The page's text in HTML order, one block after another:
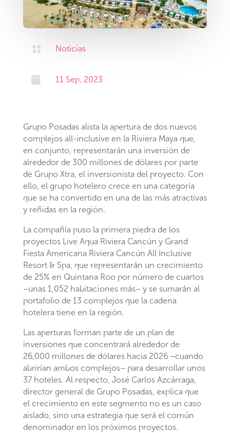
 Noticias
 11 Sep, 2023
Grupo Posadas alista la apertura de dos nuevos
complejos all-inclusive en la Riviera Maya que,
en conjunto, representarán una inversión de
alrededor de 300 millones de dólares por parte
de Grupo Xtra, el inversionista del proyecto. Con
ello, el grupo hotelero crece en una categoría
que se ha convertido en una de las más atractivas
y reñidas en la región.
La compañía puso la primera piedra de los
proyectos Live Aqua Riviera Cancún y Grand
Fiesta Americana Riviera Cancún All Inclusive
Resort & Spa, que representarán un crecimiento
de 25% en Quintana Roo por número de cuartos
–unas 1,052 habitaciones más– y se sumarán al
portafolio de 13 complejos que la cadena
hotelera tiene en la región.
Las aperturas forman parte de un plan de
inversiones que concentrará alrededor de
26,000 millones de dólares hacia 2026 –cuando
abrirían ambos complejos– para desarrollar unos
37 hoteles. Al respecto, José Carlos Azcárraga,
director general de Grupo Posadas, explica que
el crecimiento en este segmento no es un caso
aislado, sino una estrategia que será el común
denominador en los próximos proyectos.